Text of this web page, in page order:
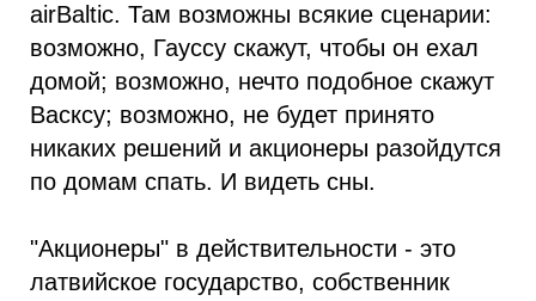
airBaltic. Там возможны всякие сценарии:
возможно, Гауссу скажут, чтобы он ехал
домой; возможно, нечто подобное скажут
Васксу; возможно, не будет принято
никаких решений и акционеры разойдутся
по домам спать. И видеть сны.
"Акционеры" в действительности - это
латвийское государство, собственник